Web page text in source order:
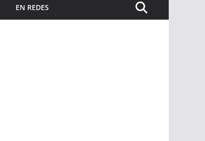
EN REDES